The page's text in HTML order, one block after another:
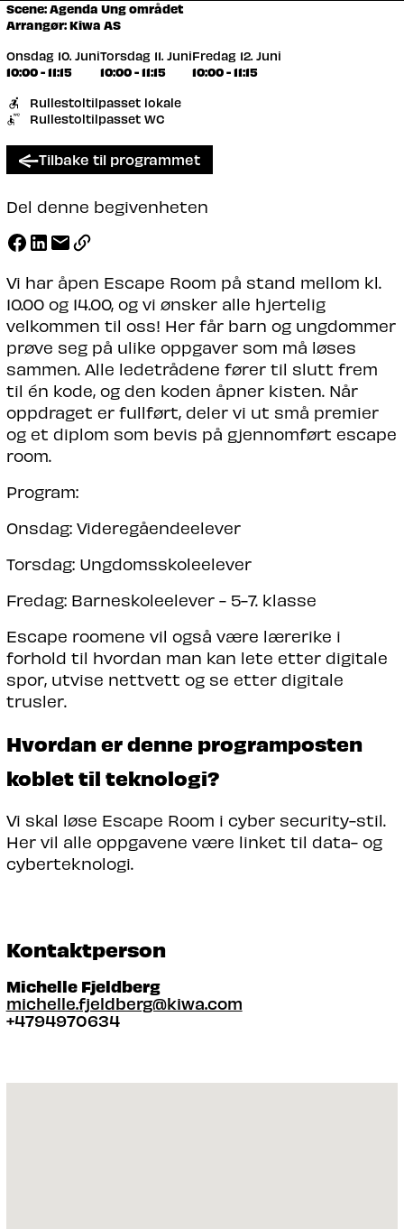
Scene: Agenda Ung området
Arrangør: Kiwa AS
Onsdag 10. Juni
10:00 - 11:15
Torsdag 11. Juni
10:00 - 11:15
Fredag 12. Juni
10:00 - 11:15
Rullestoltilpasset lokale
Rullestoltilpasset WC
Tilbake til programmet
Del denne begivenheten
Vi har åpen Escape Room på stand mellom kl.
10.00 og 14.00, og vi ønsker alle hjertelig
velkommen til oss! Her får barn og ungdommer
prøve seg på ulike oppgaver som må løses
sammen. Alle ledetrådene fører til slutt frem
til én kode, og den koden åpner kisten. Når
oppdraget er fullført, deler vi ut små premier
og et diplom som bevis på gjennomført escape
room.
Program:
Onsdag: Videregåendeelever
Torsdag: Ungdomsskoleelever
Fredag: Barneskoleelever - 5-7. klasse
Escape roomene vil også være lærerike i
forhold til hvordan man kan lete etter digitale
spor, utvise nettvett og se etter digitale
trusler.
Hvordan er denne programposten
koblet til teknologi?
Vi skal løse Escape Room i cyber security-stil.
Her vil alle oppgavene være linket til data- og
cyberteknologi.
Kontaktperson
Michelle Fjeldberg
michelle.fjeldberg@kiwa.com
+4794970634